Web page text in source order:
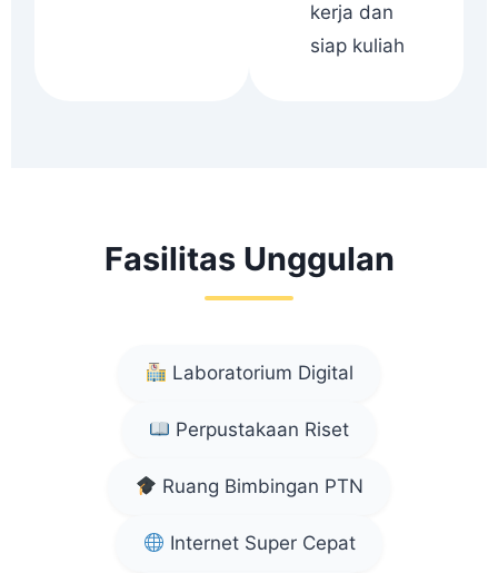
kerja dan
siap kuliah
Fasilitas Unggulan
Laboratorium Digital
Perpustakaan Riset
Ruang Bimbingan PTN
Internet Super Cepat